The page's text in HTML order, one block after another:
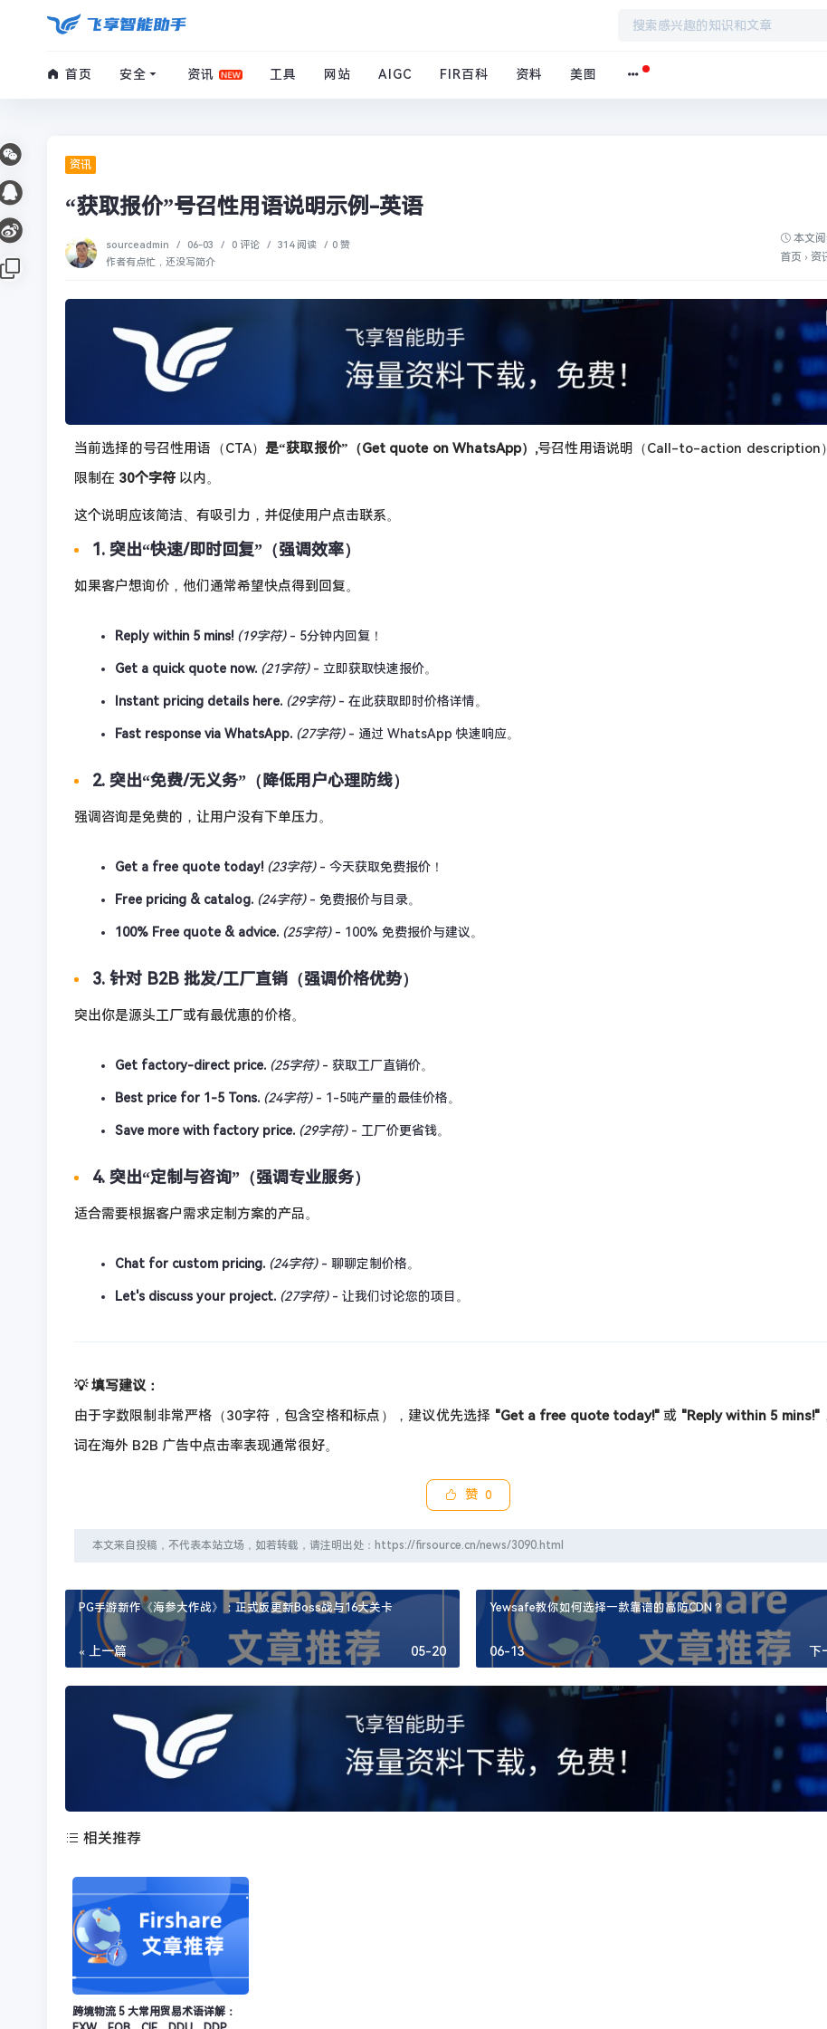
首页 安全 资讯 工具 网站 AIGC FIR百科 资料 美图
资讯
“获取报价”号召性用语说明示例-英语
sourceadmin / 06-03 / 0 评论 / 314 阅读 / 0 赞
作者有点忙，还没写简介
本文
首页 › 资
当前选择的号召性用语（CTA） 是“获取报价”（Get quote on WhatsApp）,号召性用语说明（Call-to-action description
限制在 30个字符 以内。
这个说明应该简洁、有吸引力，并促使用户点击联系。
1. 突出“快速/即时回复”（强调效率）
如果客户想询价，他们通常希望快点得到回复。
Reply within 5 mins! (19字符)- 5分钟内回复！
Get a quick quote now. (21字符)- 立即获取快速报价。
Instant pricing details here. (29字符)- 在此获取即时价格详情。
Fast response via WhatsApp. (27字符)- 通过 WhatsApp 快速响应。
2. 突出“免费/无义务”（降低用户心理防线）
强调咨询是免费的，让用户没有下单压力。
Get a free quote today! (23字符)- 今天获取免费报价！
Free pricing & catalog. (24字符)- 免费报价与目录。
100% Free quote & advice. (25字符)- 100% 免费报价与建议。
3. 针对 B2B 批发/工厂直销（强调价格优势）
突出你是源头工厂或有最优惠的价格。
Get factory-direct price. (25字符)- 获取工厂直销价。
Best price for 1-5 Tons. (24字符)- 1-5吨产量的最佳价格。
Save more with factory price. (29字符)- 工厂价更省钱。
4. 突出“定制与咨询”（强调专业服务）
适合需要根据客户需求定制方案的产品。
Chat for custom pricing. (24字符)- 聊聊定制价格。
Let's discuss your project. (27字符)- 让我们讨论您的项目。
💡 填写建议：
由于字数限制非常严格（30字符，包含空格和标点），建议优先选择 "Get a free quote today!"或 "Reply within 5 mins!"
词在海外 B2B 广告中点击率表现通常很好。
赞 0
本文来自投稿，不代表本站立场，如若转载，请注明出处：https://firsource.cn/news/3090.html
PG手游新作《海参大作战》：正式版更新Boss战与16大关卡
« 上一篇 05-20
Yewsafe教你如何选择一款靠谱的高防CDN？
下
06-13
相关推荐
跨境物流 5 大常用贸易术语详解：